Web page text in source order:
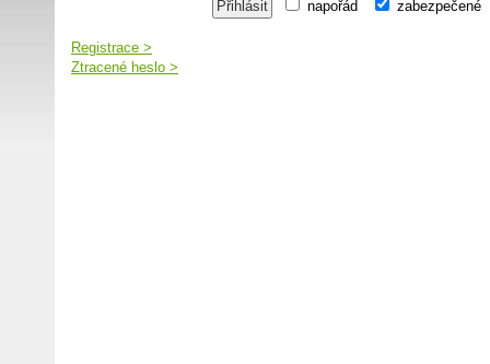
napořád zabezpečené
Registrace >
Ztracené heslo >